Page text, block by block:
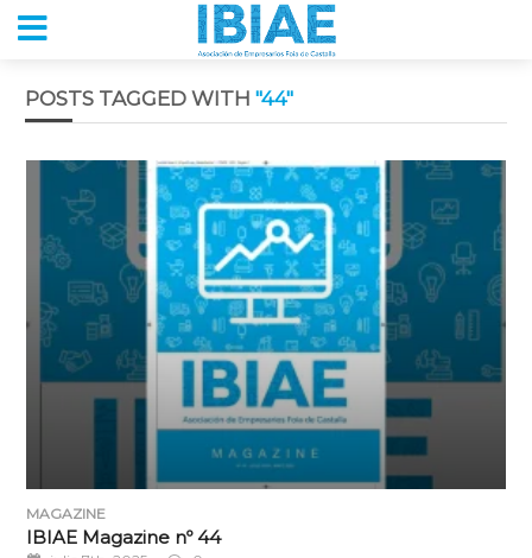
POSTS TAGGED WITH "44"
MAGAZINE
IBIAE Magazine nº 44